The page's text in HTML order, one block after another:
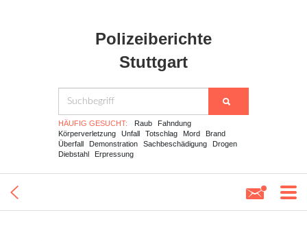
Polizeiberichte
Stuttgart
HÄUFIG GESUCHT: Raub
Fahndung
Körperverletzung
Unfall Totschlag Mord
Brand
Überfall
Demonstration Sachbeschädigung
Drogen
Diebstahl
Erpressung